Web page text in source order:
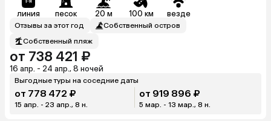
линия песок 20 м 100 км везде
Отзывы за этот год
Собственный остров
Собственный пляж
от 738 421 ₽
16 апр. - 24 апр., 8 ночей
Выгодные туры на соседние даты
от 778 472 ₽
15 апр. - 23 апр., 8 н.
от 919 896 ₽
5 мар. - 13 мар., 8 н.